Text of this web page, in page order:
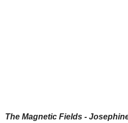
The Magnetic Fields -